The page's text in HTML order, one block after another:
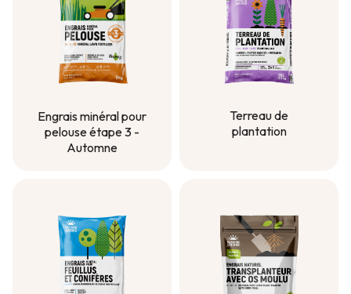
Engrais minéral pour
pelouse étape 3 -
Automne
Terreau de
plantation